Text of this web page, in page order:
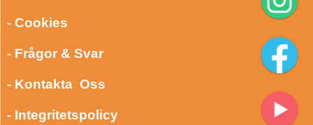
- Cookies
- Frågor & Svar
- Kontakta Oss
- Integritetspolicy